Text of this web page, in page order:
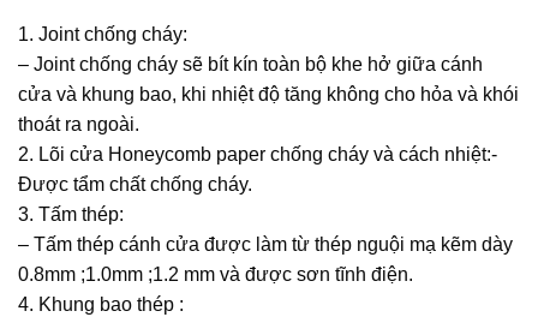
1. Joint chống cháy:
– Joint chống cháy sẽ bít kín toàn bộ khe hở giữa cánh
cửa và khung bao, khi nhiệt độ tăng không cho hỏa và khói
thoát ra ngoài.
2. Lõi cửa Honeycomb paper chống cháy và cách nhiệt:-
Được tẩm chất chống cháy.
3. Tấm thép:
– Tấm thép cánh cửa được làm từ thép nguội mạ kẽm dày
0.8mm ;1.0mm ;1.2 mm và được sơn tĩnh điện.
4. Khung bao thép :